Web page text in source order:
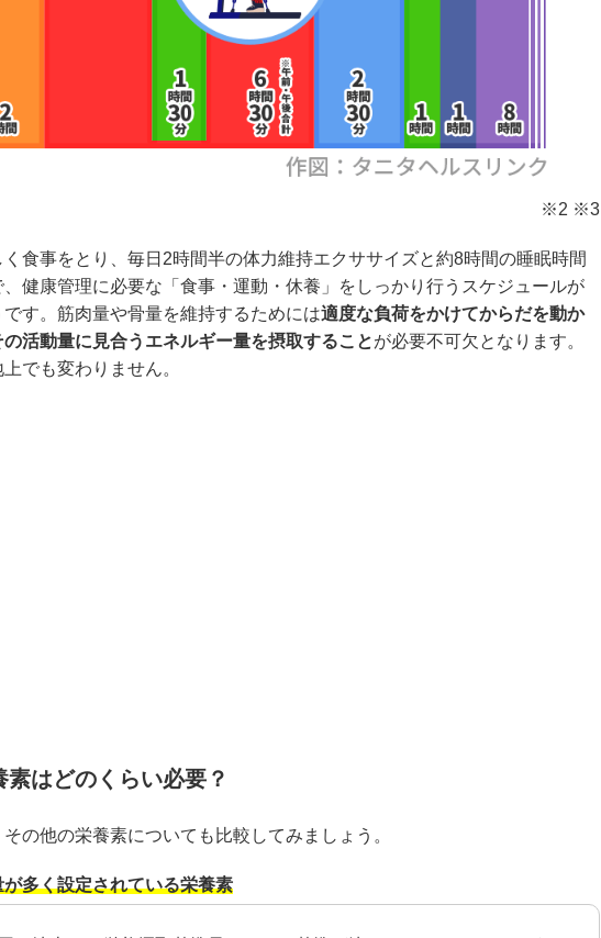
※2 ※3
食事をとり、毎日2時間半の体力維持エクササイズと約8時間の睡眠時間
、健康管理に必要な「食事・運動・休養」をしっかり行うスケジュールが
す。筋肉量や骨量を維持するためには適度な負荷をかけてからだを動か
活動量に見合うエネルギー量を摂取することが必要不可欠となります。
でも変わりません。
素はどのくらい必要？
の他の栄養素についても比較してみましょう。
多く設定されている栄養素